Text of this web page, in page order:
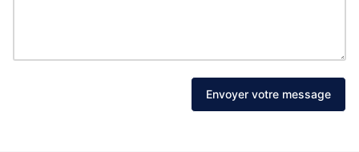
Envoyer votre message